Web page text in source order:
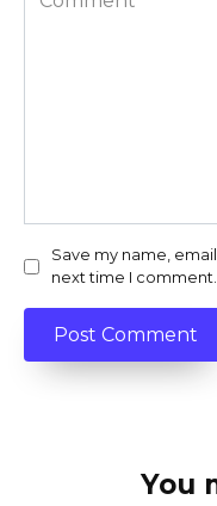
Save my name,
next time I comment.
You